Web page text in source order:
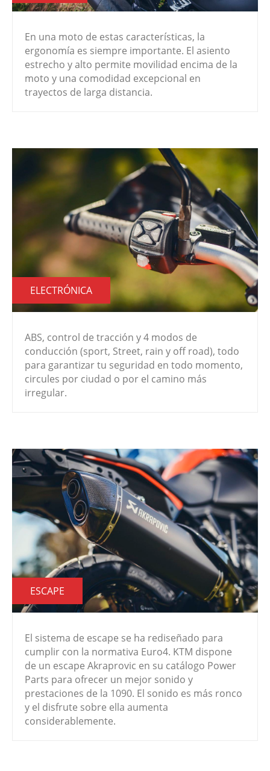
En una moto de estas características, la
ergonomía es siempre importante. El asiento
estrecho y alto permite movilidad encima de la
moto y una comodidad excepcional en
trayectos de larga distancia.
ELECTRÓNICA
ABS, control de tracción y 4 modos de
conducción (sport, Street, rain y off road), todo
para garantizar tu seguridad en todo momento,
circules por ciudad o por el camino más
irregular.
ESCAPE
El sistema de escape se ha rediseñado para
cumplir con la normativa Euro4. KTM dispone
de un escape Akraprovic en su catálogo Power
Parts para ofrecer un mejor sonido y
prestaciones de la 1090. El sonido es más ronco
y el disfrute sobre ella aumenta
considerablemente.